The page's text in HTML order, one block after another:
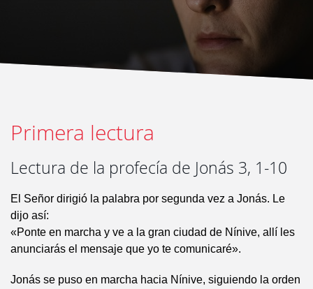
Primera lectura
Lectura de la profecía de Jonás 3, 1-10
El Señor dirigió la palabra por segunda vez a Jonás. Le
dijo así:
«Ponte en marcha y ve a la gran ciudad de Nínive, allí les
anunciarás el mensaje que yo te comunicaré».
Jonás se puso en marcha hacia Nínive, siguiendo la orden